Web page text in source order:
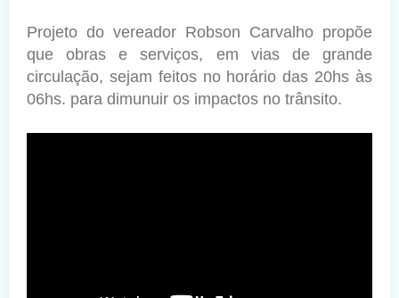
Projeto do vereador Robson Carvalho propõe
que obras e serviços, em vias de grande
circulação, sejam feitos no horário das 20hs às
06hs. para dimunuir os impactos no trânsito.